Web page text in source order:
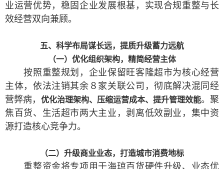
业运营优势，稳固企业发展根基，实现合规重整与长
效经营双向兼顾。
五、科学布局谋长远，提质升级蓄力远航
（一）优化组织架构，精简经营主体
按照重整规划，企业保留旺客隆超市为核心经营
主体，依法注销其余８家关联公司，彻底解决混同经
营弊病， 优化治理架构、压缩运营成本、提升管理效能。聚
焦百货、生活超市两大主业，剥离低效副业，集中资
源打造核心竞争力。
（二）升级商业业态，打造城市消费地标
重整资金将专项用于海琼百货硬件升级、业态优